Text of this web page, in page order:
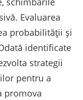
Evaluarea
probabilității și
identificate
strategii
pentru a
promova